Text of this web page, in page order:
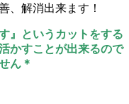
、解消出来ます！
』というカットをする
かすことが出来るので
ん＊